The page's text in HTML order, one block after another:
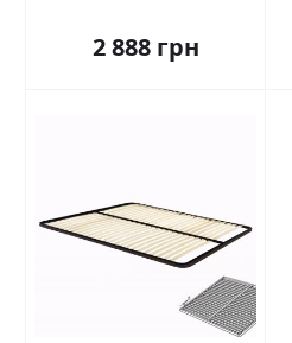
2 888 грн